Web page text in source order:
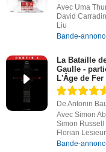
Avec Uma
David
Liu
Bande-
La Bataille
Gaulle -
L'Âge de Fer
De Antonin
Avec Simon
Simon Russell
Florian Lesieur
Bande-